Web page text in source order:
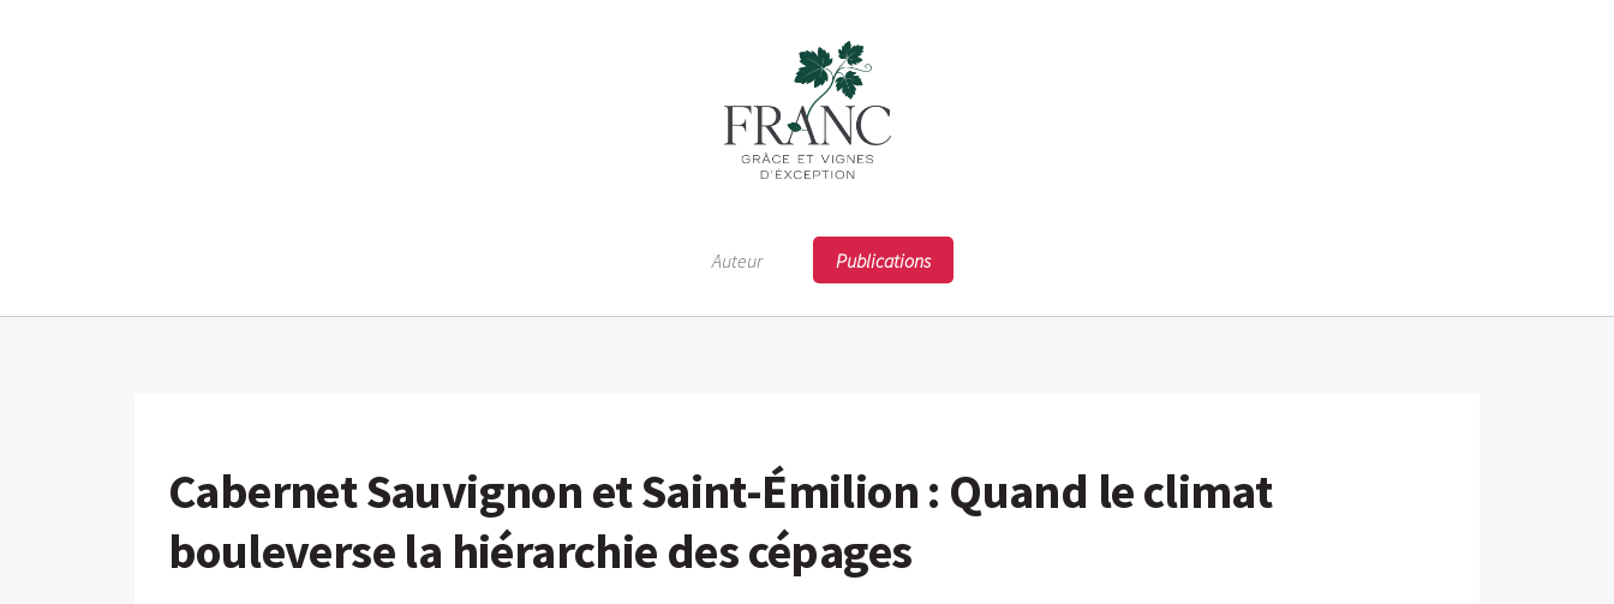
Auteur Publications
Cabernet Sauvignon et Saint-Émilion : Quand le climat
bouleverse la hiérarchie des cépages